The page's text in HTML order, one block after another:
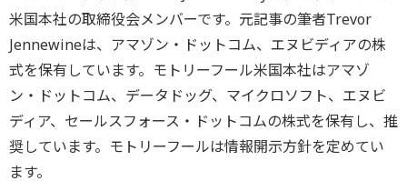
米国本社の取締役会メンバーです。元記事の筆者Trevor
Jennewineは、アマゾン・ドットコム、エヌビディアの株
式を保有しています。モトリーフール米国本社はアマゾ
ン・ドットコム、データドッグ、マイクロソフト、エヌビ
ディア、セールスフォース・ドットコムの株式を保有し、推
奨しています。モトリーフールは情報開示方針を定めてい
ます。